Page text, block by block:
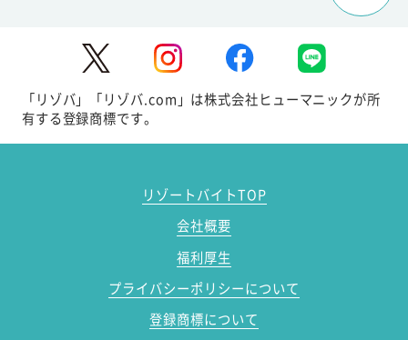
「リゾバ」「リゾバ.com」は株式会社ヒューマニックが所
有する登録商標です。
リゾートバイトTOP
会社概要
福利厚生
プライバシーポリシーについて
登録商標について